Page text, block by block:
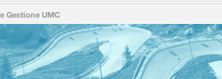
Gestione UMC